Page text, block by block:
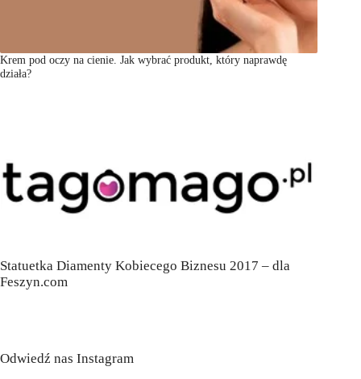
Krem pod oczy na cienie. Jak wybrać produkt, który naprawdę
działa?
Statuetka Diamenty Kobiecego Biznesu 2017 – dla
Feszyn.com
Odwiedź nas Instagram